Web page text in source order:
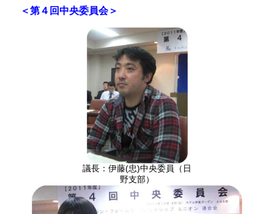
＜第４回中央委員会＞
議長：伊藤(忠)中央委員（日
野支部）